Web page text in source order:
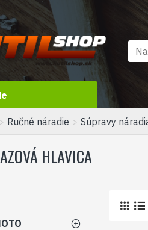
Ručné náradie Súpravy
HLAVICA